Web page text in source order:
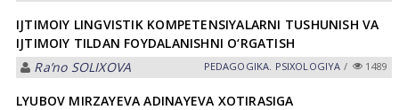
IJTIMOIY LINGVISTIK KOMPETENSIYALARNI TUSHUNISH VA
IJTIMOIY TILDAN FOYDALANISHNI O‘RGATISH
Ra’no SOLIXOVA
PEDАGOGIKА. PSIXOLOGIYA / 1489
LYUBOV MIRZAYEVA ADINAYEVA XOTIRASIGA